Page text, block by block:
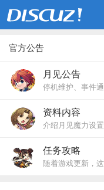
官方公告
月见公告
停机维护、事件
资料内容
任务攻略
随着游戏更新，